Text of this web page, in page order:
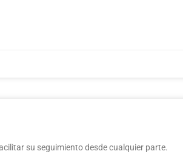
su seguimiento desde cualquier parte.